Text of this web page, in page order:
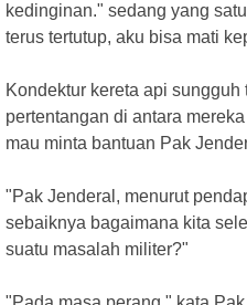
kedinginan." sedang yang
terus tertutup, aku bisa mati
Kondektur kereta api
pertentangan di antara
mau minta bantuan Pak
"Pak Jenderal, menurut
sebaiknya bagaimana kita
suatu masalah militer?"